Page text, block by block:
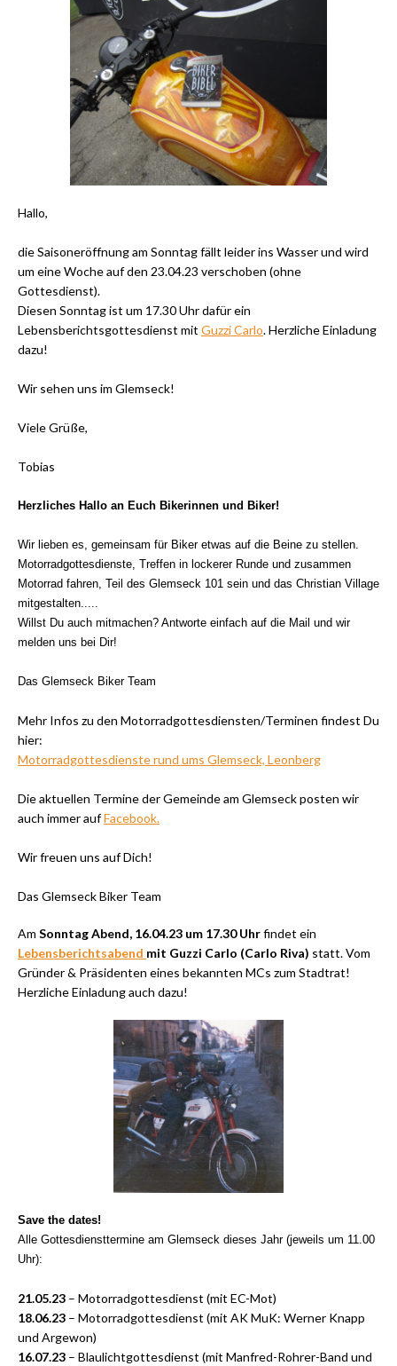
Hallo,
die Saisoneröffnung am Sonntag fällt leider ins Wasser und wird
um eine Woche auf den 23.04.23 verschoben (ohne
Gottesdienst).
Diesen Sonntag ist um 17.30 Uhr dafür ein
Lebensberichtsgottesdienst mit Guzzi Carlo. Herzliche Einladung
dazu!
Wir sehen uns im Glemseck!
Viele Grüße,
Tobias
Herzliches Hallo an Euch Bikerinnen und Biker!
Wir lieben es, gemeinsam für Biker etwas auf die Beine zu stellen.
Motorradgottesdienste, Treffen in lockerer Runde und zusammen
Motorrad fahren, Teil des Glemseck 101 sein und das Christian Village
mitgestalten.....
Willst Du auch mitmachen? Antworte einfach auf die Mail und wir
melden uns bei Dir!
Das Glemseck Biker Team
Mehr Infos zu den Motorradgottesdiensten/Terminen findest Du
hier:
Motorradgottesdienste rund ums Glemseck, Leonberg
Die aktuellen Termine der Gemeinde am Glemseck posten wir
auch immer aufFacebook.
Wir freuen uns auf Dich!
Das Glemseck Biker Team
Am Sonntag Abend, 16.04.23 um 17.30 Uhrfindet ein
Lebensberichtsabend mit Guzzi Carlo (Carlo Riva) statt. Vom
Gründer & Präsidenten eines bekannten MCs zum Stadtrat!
Herzliche Einladung auch dazu!
Save the dates!
Alle Gottesdiensttermine am Glemseck dieses Jahr (jeweils um 11.00
Uhr):
21.05.23 – Motorradgottesdienst (mit EC-Mot)
18.06.23 – Motorradgottesdienst (mit AK MuK: Werner Knapp
und Argewon)
16.07.23 – Blaulichtgottesdienst (mit Manfred-Rohrer-Band und